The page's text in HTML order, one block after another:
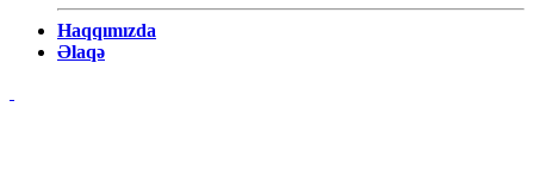
Haqqımızda
Əlaqə